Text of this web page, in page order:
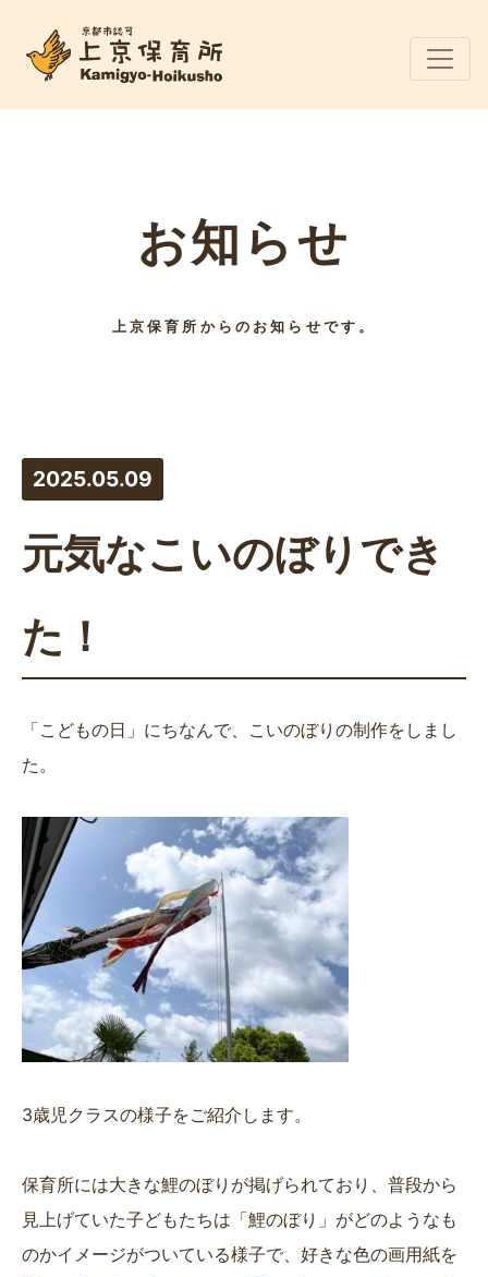
お知らせ
上京保育所からのお知らせです。
2025.05.09
元気なこいのぼりでき
た！
「こどもの日」にちなんで、こいのぼりの制作をしまし
た。
3歳児クラスの様子をご紹介します。
保育所には大きな鯉のぼりが掲げられており、普段から
見上げていた子どもたちは「鯉のぼり」がどのようなも
のかイメージがついている様子で、好きな色の画用紙を